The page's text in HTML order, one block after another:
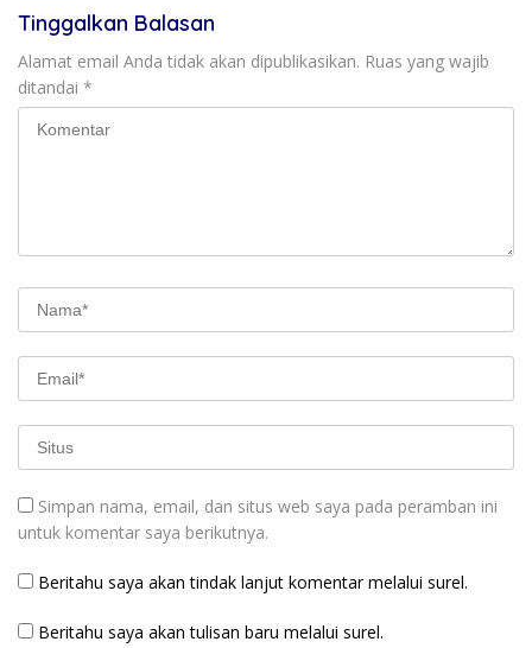
Tinggalkan Balasan
Alamat email Anda tidak akan dipublikasikan. Ruas yang wajib
ditandai *
Simpan nama, email, dan situs web saya pada peramban ini
untuk komentar saya berikutnya.
Beritahu saya akan tindak lanjut komentar melalui surel.
Beritahu saya akan tulisan baru melalui surel.